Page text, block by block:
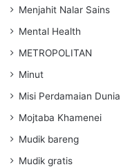
Menjahit Nalar Sains
Mental Health
METROPOLITAN
Minut
Misi Perdamaian Dunia
Mojtaba Khamenei
Mudik bareng
Mudik gratis